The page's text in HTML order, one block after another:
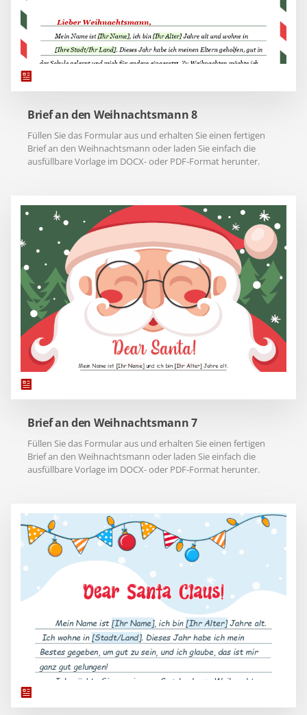
Brief an den Weihnachtsmann 8
Füllen Sie das Formular aus und erhalten Sie einen fertigen
Brief an den Weihnachtsmann oder laden Sie einfach die
ausfüllbare Vorlage im DOCX- oder PDF-Format herunter.
Brief an den Weihnachtsmann 7
Füllen Sie das Formular aus und erhalten Sie einen fertigen
Brief an den Weihnachtsmann oder laden Sie einfach die
ausfüllbare Vorlage im DOCX- oder PDF-Format herunter.